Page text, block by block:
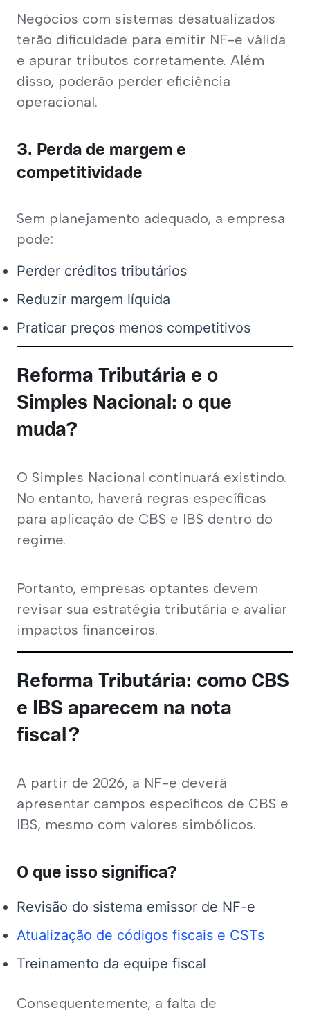
Negócios com sistemas desatualizados
terão dificuldade para emitir NF-e válida
e apurar tributos corretamente. Além
disso, poderão perder eficiência
operacional.
3. Perda de margem e
competitividade
Sem planejamento adequado, a empresa
pode:
Perder créditos tributários
Reduzir margem líquida
Praticar preços menos competitivos
Reforma Tributária e o
Simples Nacional: o que
muda?
O Simples Nacional continuará existindo.
No entanto, haverá regras específicas
para aplicação de CBS e IBS dentro do
regime.
Portanto, empresas optantes devem
revisar sua estratégia tributária e avaliar
impactos financeiros.
Reforma Tributária: como CBS
e IBS aparecem na nota
fiscal?
A partir de 2026, a NF-e deverá
apresentar campos específicos de CBS e
IBS, mesmo com valores simbólicos.
O que isso significa?
Revisão do sistema emissor de NF-e
Atualização de códigos fiscais e CSTs
Treinamento da equipe fiscal
Consequentemente, a falta de